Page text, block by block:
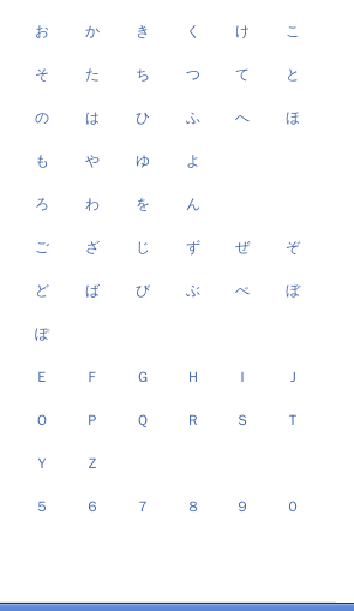
お か き く け こ
そ た ち つ て と
の は ひ ふ へ ほ
も や ゆ よ
ろ わ を ん
ご ざ じ ず ぜ ぞ
ど ば び ぶ べ ぼ
ぽ
Ｅ Ｆ Ｇ Ｈ Ｉ Ｊ
Ｏ Ｐ Ｑ Ｒ Ｓ Ｔ
Ｙ Ｚ
５ ６ ７ ８ ９ ０